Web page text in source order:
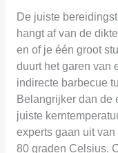
De juiste
hangt af van de
en of je één groot
duurt het garen van
indirecte barbecue
Belangrijker dan de
juiste
experts gaan uit
80 graden Celsius.